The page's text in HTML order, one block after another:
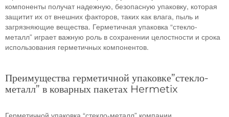
компоненты получат надежную, безопасную упаковку, которая
защитит их от внешних факторов, таких как влага, пыль и
загрязняющие вещества. Герметичная упаковка “стекло-
металл” играет важную роль в сохранении целостности и срока
использования герметичных компонентов.
Преимущества герметичной упаковке”стекло-
металл” в коварных пакетах Hermetix
Герметичной упаковка “стекло-металл” компании